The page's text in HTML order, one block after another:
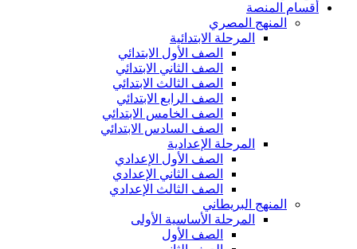
أقسام المنصة
المنهج المصري
المرحلة الابتدائية
الصف الأول الابتدائي
الصف الثاني الابتدائي
الصف الثالث الابتدائي
الصف الرابع الابتدائي
الصف الخامس الابتدائي
الصف السادس الابتدائي
المرحلة الإعدادية
الصف الأول الإعدادي
الصف الثاني الإعدادي
الصف الثالث الإعدادي
المنهج البريطاني
المرحلة الأساسية الأولى
الصف الأول